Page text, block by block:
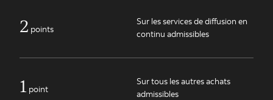
2 points
Sur les services de diffusion en
continu admissibles
1 point
Sur tous les autres achats
admissibles